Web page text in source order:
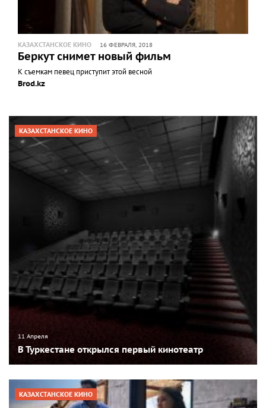
КАЗАХСТАНСКОЕ КИНО 16 ФЕВРАЛЯ, 2018
Беркут снимет новый фильм
К съемкам певец приступит этой весной
Brod.kz
КАЗАХСТАНСКОЕ КИНО
11 Апреля
В Туркестане открылся первый кинотеатр
КАЗАХСТАНСКОЕ КИНО